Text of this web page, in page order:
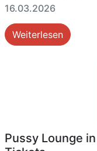
16.03.2026
Weiterlesen
Pussy Lounge